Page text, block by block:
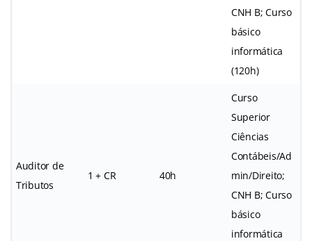
CNH B; Curso
básico
informática
(120h)
Auditor de
Tributos
1 + CR 40h
Curso
Superior
Ciências
Contábeis/Ad
min/Direito;
CNH B; Curso
básico
informática